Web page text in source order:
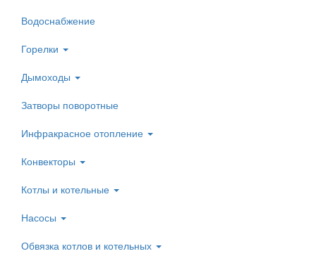
Водоснабжение
Горелки
Дымоходы
Затворы поворотные
Инфракрасное отопление
Конвекторы
Котлы и котельные
Насосы
Обвязка котлов и котельных